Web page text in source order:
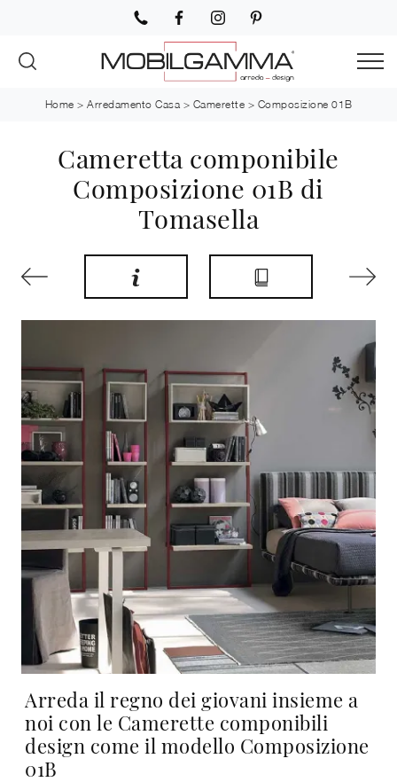
Home > Arredamento Casa > Camerette > Composizione 01B
Cameretta componibile
Composizione 01B di
Tomasella
Arreda il regno dei giovani insieme a
noi con le Camerette componibili
design come il modello Composizione
01B